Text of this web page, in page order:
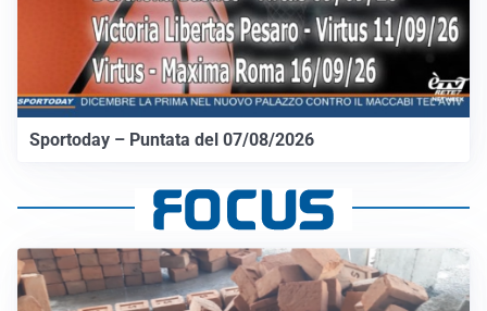
Sportoday – Puntata del 07/08/2026